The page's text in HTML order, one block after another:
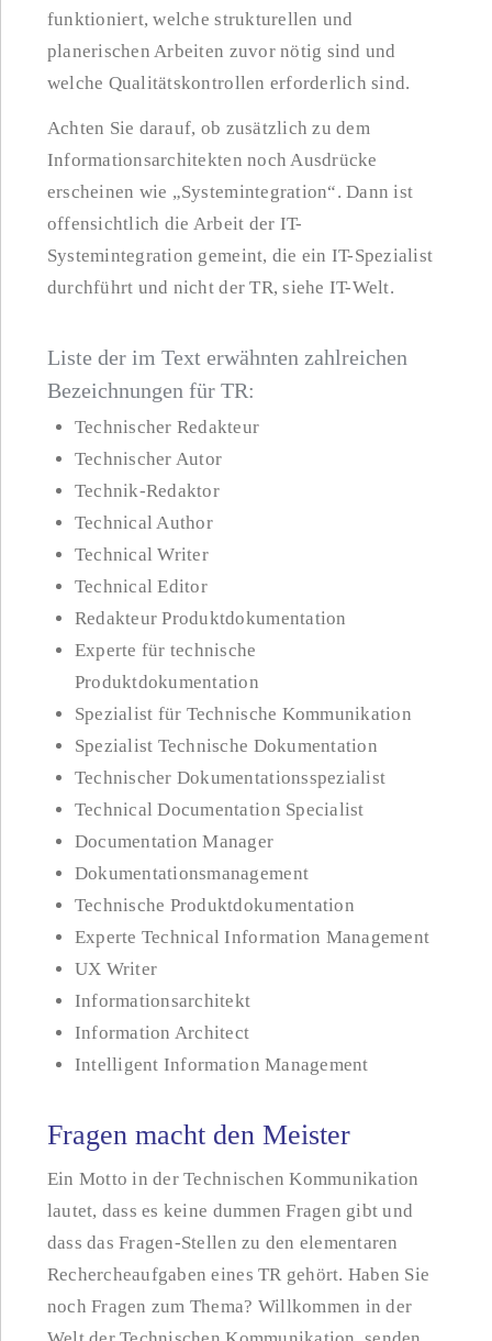
funktioniert, welche strukturellen und
planerischen Arbeiten zuvor nötig sind und
welche Qualitätskontrollen erforderlich sind.
Achten Sie darauf, ob zusätzlich zu dem
Informationsarchitekten noch Ausdrücke
erscheinen wie „Systemintegration“. Dann ist
offensichtlich die Arbeit der IT-
Systemintegration gemeint, die ein IT-Spezialist
durchführt und nicht der TR, siehe IT-Welt.
Liste der im Text erwähnten zahlreichen
Bezeichnungen für TR:
Technischer Redakteur
Technischer Autor
Technik-Redaktor
Technical Author
Technical Writer
Technical Editor
Redakteur Produktdokumentation
Experte für technische
Produktdokumentation
Spezialist für Technische Kommunikation
Spezialist Technische Dokumentation
Technischer Dokumentationsspezialist
Technical Documentation Specialist
Documentation Manager
Dokumentationsmanagement
Technische Produktdokumentation
Experte Technical Information Management
UX Writer
Informationsarchitekt
Information Architect
Intelligent Information Management
Fragen macht den Meister
Ein Motto in der Technischen Kommunikation
lautet, dass es keine dummen Fragen gibt und
dass das Fragen-Stellen zu den elementaren
Rechercheaufgaben eines TR gehört. Haben Sie
noch Fragen zum Thema? Willkommen in der